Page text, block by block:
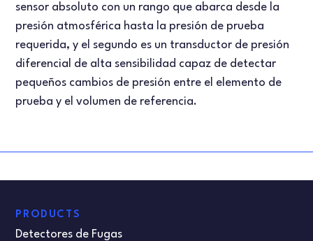
sensor absoluto con un rango que abarca desde la
presión atmosférica hasta la presión de prueba
requerida, y el segundo es un transductor de presión
diferencial de alta sensibilidad capaz de detectar
pequeños cambios de presión entre el elemento de
prueba y el volumen de referencia.
PRODUCTS
Detectores de Fugas